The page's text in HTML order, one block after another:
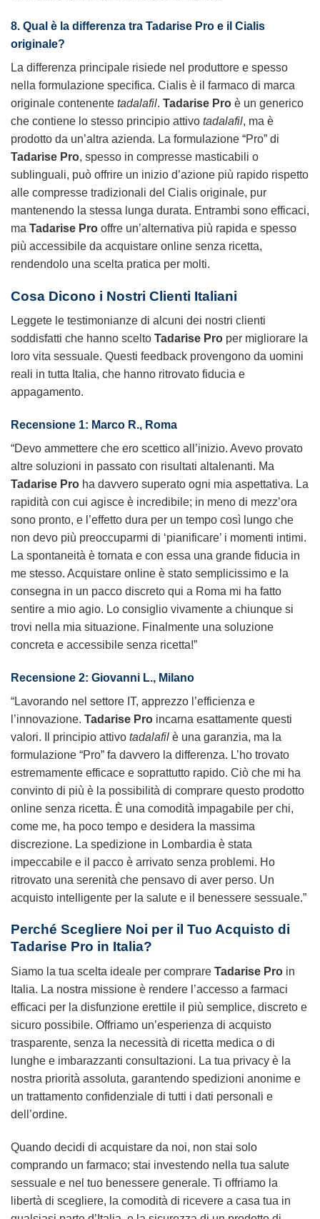
8. Qual è la differenza tra Tadarise Pro e il Cialis
originale?
La differenza principale risiede nel produttore e spesso
nella formulazione specifica. Cialis è il farmaco di marca
originale contenente tadalafil. Tadarise Pro è un generico
che contiene lo stesso principio attivo tadalafil, ma è
prodotto da un’altra azienda. La formulazione “Pro” di
Tadarise Pro, spesso in compresse masticabili o
sublinguali, può offrire un inizio d’azione più rapido rispetto
alle compresse tradizionali del Cialis originale, pur
mantenendo la stessa lunga durata. Entrambi sono efficaci,
ma Tadarise Pro offre un’alternativa più rapida e spesso
più accessibile da acquistare online senza ricetta,
rendendolo una scelta pratica per molti.
Cosa Dicono i Nostri Clienti Italiani
Leggete le testimonianze di alcuni dei nostri clienti
soddisfatti che hanno scelto Tadarise Pro per migliorare la
loro vita sessuale. Questi feedback provengono da uomini
reali in tutta Italia, che hanno ritrovato fiducia e
appagamento.
Recensione 1: Marco R., Roma
“Devo ammettere che ero scettico all’inizio. Avevo provato
altre soluzioni in passato con risultati altalenanti. Ma
Tadarise Pro ha davvero superato ogni mia aspettativa. La
rapidità con cui agisce è incredibile; in meno di mezz’ora
sono pronto, e l’effetto dura per un tempo così lungo che
non devo più preoccuparmi di ‘pianificare’ i momenti intimi.
La spontaneità è tornata e con essa una grande fiducia in
me stesso. Acquistare online è stato semplicissimo e la
consegna in un pacco discreto qui a Roma mi ha fatto
sentire a mio agio. Lo consiglio vivamente a chiunque si
trovi nella mia situazione. Finalmente una soluzione
concreta e accessibile senza ricetta!”
Recensione 2: Giovanni L., Milano
“Lavorando nel settore IT, apprezzo l’efficienza e
l’innovazione. Tadarise Pro incarna esattamente questi
valori. Il principio attivo tadalafil è una garanzia, ma la
formulazione “Pro” fa davvero la differenza. L’ho trovato
estremamente efficace e soprattutto rapido. Ciò che mi ha
convinto di più è la possibilità di comprare questo prodotto
online senza ricetta. È una comodità impagabile per chi,
come me, ha poco tempo e desidera la massima
discrezione. La spedizione in Lombardia è stata
impeccabile e il pacco è arrivato senza problemi. Ho
ritrovato una serenità che pensavo di aver perso. Un
acquisto intelligente per la salute e il benessere sessuale.”
Perché Scegliere Noi per il Tuo Acquisto di
Tadarise Pro in Italia?
Siamo la tua scelta ideale per comprare Tadarise Pro in
Italia. La nostra missione è rendere l’accesso a farmaci
efficaci per la disfunzione erettile il più semplice, discreto e
sicuro possibile. Offriamo un’esperienza di acquisto
trasparente, senza la necessità di ricetta medica o di
lunghe e imbarazzanti consultazioni. La tua privacy è la
nostra priorità assoluta, garantendo spedizioni anonime e
un trattamento confidenziale di tutti i dati personali e
dell’ordine.
Quando decidi di acquistare da noi, non stai solo
comprando un farmaco; stai investendo nella tua salute
sessuale e nel tuo benessere generale. Ti offriamo la
libertà di scegliere, la comodità di ricevere a casa tua in